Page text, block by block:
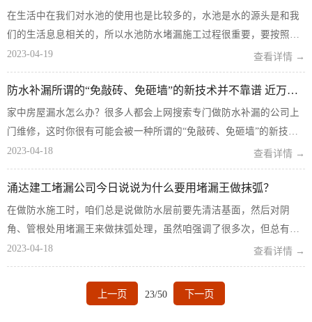
在生活中在我们对水池的使用也是比较多的，水池是水的源头是和我
们的生活息息相关的，所以水池防水堵漏施工过程很重要，要按照甲
方要求工程量，先堵明显漏水裂缝，如果导流减压缩小流水量，就要
控制漏水点。水池堵漏为了施工人员的安全，在进入工地前必须戴安
全帽，穿工作服，登高作业...
2023-04-19 查看详情 →
防水补漏所谓的“免敲砖、免砸墙”的新技术并不靠谱 近万元买的教训
家中房屋漏水怎么办？很多人都会上网搜索专门做防水补漏的公司上
门维修，这时你很有可能会被一种所谓的“免敲砖、免砸墙”的新技术
吸引。具体怎么操作呢？就是只需要找到漏点，打一个小洞，把胶水
注进去就能解决漏水问题，也就是“钻孔注胶&rd...
2023-04-18 查看详情 →
涌达建工堵漏公司今日说说为什么要用堵漏王做抹弧？
在做防水施工时，咱们总是说做防水层前要先清洁基面，然后对阴
角、管根处用堵漏王来做抹弧处理，虽然咱强调了很多次，但总有小
白师傅忘了这个步骤，以为这个步骤多余，少做这一步并不会造成太
大影响。其实做这道工序自有其缘由，不该省的还是不能省。下面涌
达建工小编就给大家说说为什...
2023-04-18 查看详情 →
上一页 23/50 下一页